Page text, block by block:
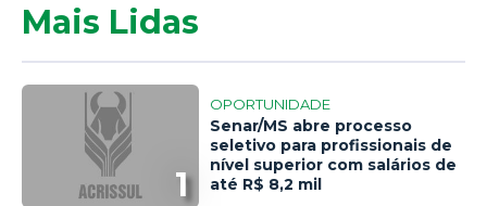
Mais Lidas
1
OPORTUNIDADE
Senar/MS abre processo
seletivo para profissionais de
nível superior com salários de
até R$ 8,2 mil